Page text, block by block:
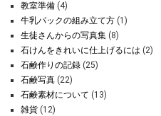
教室準備 (4)
牛乳パックの組み立て方 (1)
生徒さんからの写真集 (8)
石けんをきれいに仕上げるには (2)
石鹸作りの記録 (25)
石鹸写真 (22)
石鹸素材について (13)
雑貨 (12)